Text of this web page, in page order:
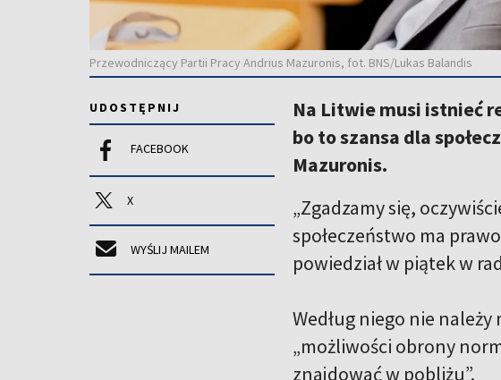
Przewodniczący Partii Pracy Andrius Mazuronis, fot. BNS/Lukas Balandis
UDOSTĘPNIJ
FACEBOOK
X
WYŚLIJ MAILEM
Na Litwie musi istnieć
bo to szansa dla
Mazuronis.
„Zgadzamy się,
społeczeństwo ma
powiedział w piątek w
Według niego nie
„możliwości obrony
znajdować w pobliżu”.